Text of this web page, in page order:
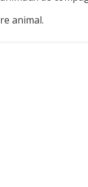
animal.